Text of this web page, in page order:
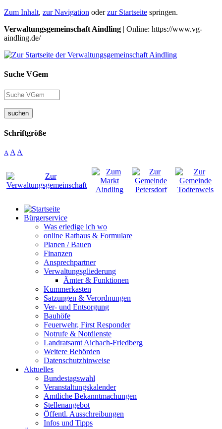
Zum Inhalt, zur Navigation oderzur Startseite springen.
Verwaltungsgemeinschaft Aindling | Online: https://www.vg-
aindling.de/
Suche VGem
suchen
Schriftgröße
A A A
Bürgerservice
Was erledige ich wo
online Rathaus & Formulare
Planen / Bauen
Finanzen
Ansprechpartner
Verwaltungsgliederung
Ämter & Funktionen
Kummerkasten
Satzungen & Verordnungen
Ver- und Entsorgung
Bauhöfe
Feuerwehr, First Responder
Notrufe & Notdienste
Landratsamt Aichach-Friedberg
Weitere Behörden
Datenschutzhinweise
Aktuelles
Bundestagswahl
Veranstaltungskalender
Amtliche Bekanntmachungen
Stellenangebot
Öffentl. Ausschreibungen
Infos und Tipps